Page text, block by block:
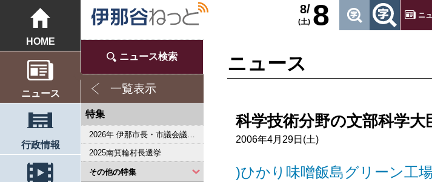
ニ
8
8/
(土)
HOME
ニュース
行政情報
ニュース検索
一覧表示
特集
2026年 伊那市長・市議会議員選挙
2025南箕輪村長選挙
その他の特集
ニュース
科学技術分野の文部科学
2006年4月29日(土)
)ひかり味噌飯島グリーン工